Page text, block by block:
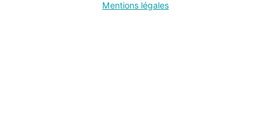
Mentions légales